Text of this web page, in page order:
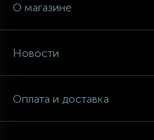
О магазине
Новости
Оплата и доставка